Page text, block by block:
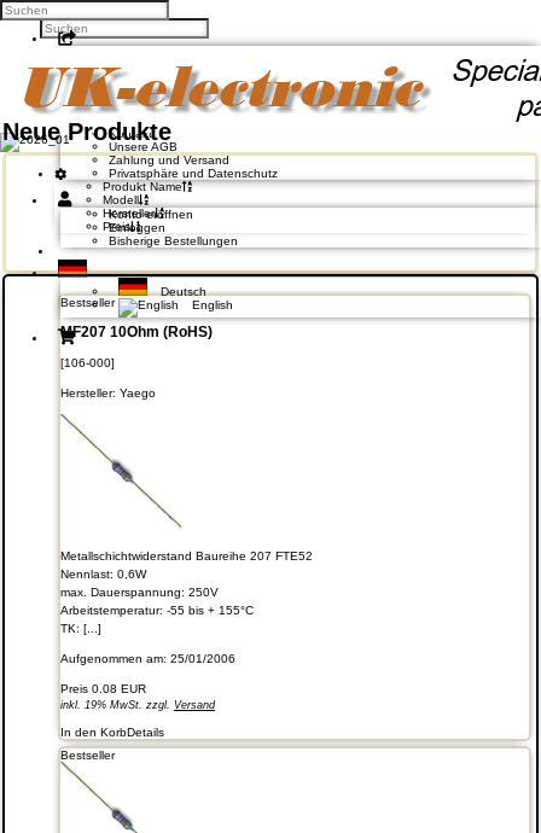
Twitter
Google +
Pinterest
Kontakt
Unsere AGB
Zahlung und Versand
Privatsphäre und Datenschutz
Konto eröffnen
Einloggen
Bisherige Bestellungen
Deutsch
English
Neue Produkte
Produkt Name
Modell
Hersteller
Preis
Bestseller
MF207 10Ohm (RoHS)
[106-000]
Hersteller: Yaego
Metallschichtwiderstand Baureihe 207 FTE52
Nennlast: 0,6W
max. Dauerspannung: 250V
Arbeitstemperatur: -55 bis + 155°C
TK: [...]
Aufgenommen am: 25/01/2006
Preis 0.08 EUR
inkl. 19% MwSt. zzgl. Versand
In den KorbDetails
Bestseller